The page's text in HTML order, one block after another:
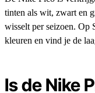
tinten als wit, zwart en
wisselt per seizoen. Op
kleuren en vind je de
Is de Nike